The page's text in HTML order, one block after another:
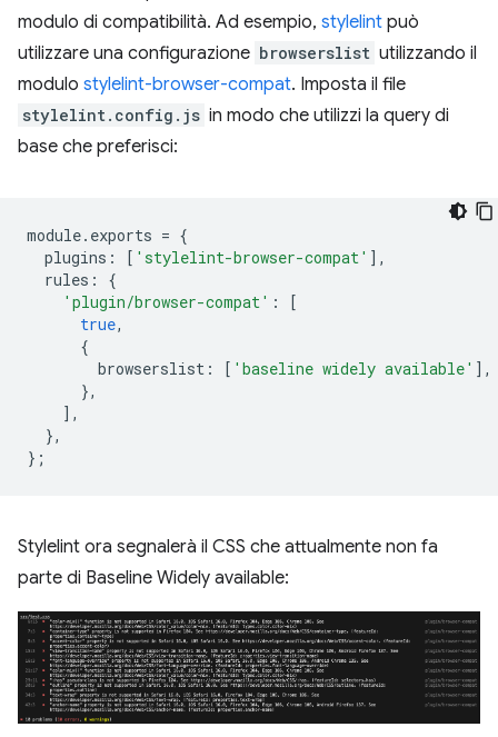
modulo di compatibilità. Ad esempio, stylelint può
utilizzare una configurazione browserslist utilizzando il
modulo stylelint-browser-compat. Imposta il file
stylelint.config.js in modo che utilizzi la query di
base che preferisci:
module. exports = {
plugins : [ 'stylelint-browser-compat' ],
rules :
{
'plugin/browser-compat' :
[
true,
{
browserslist : [ 'baseline widely available' ],
},
],
},
};
Stylelint ora segnalerà il CSS che attualmente non fa
parte di Baseline Widely available: